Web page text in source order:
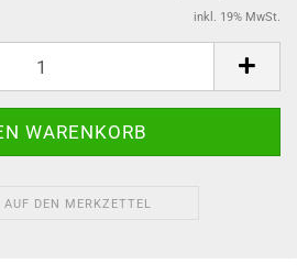
inkl. 19% MwSt.
AUF DEN MERKZETTEL